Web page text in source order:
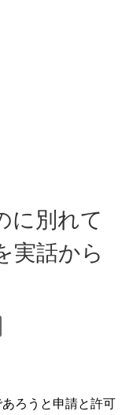
に別れて
実話から
ろうと申請と許可